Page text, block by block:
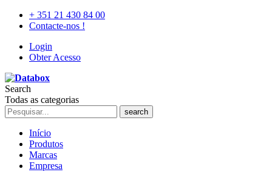
+ 351 21 430 84 00
Contacte-nos !
Login
Obter Acesso
Search
Todas as categorias
search
Início
Produtos
Marcas
Empresa